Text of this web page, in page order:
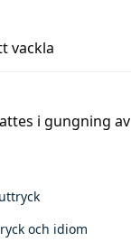
vackla
i gungning av
och idiom